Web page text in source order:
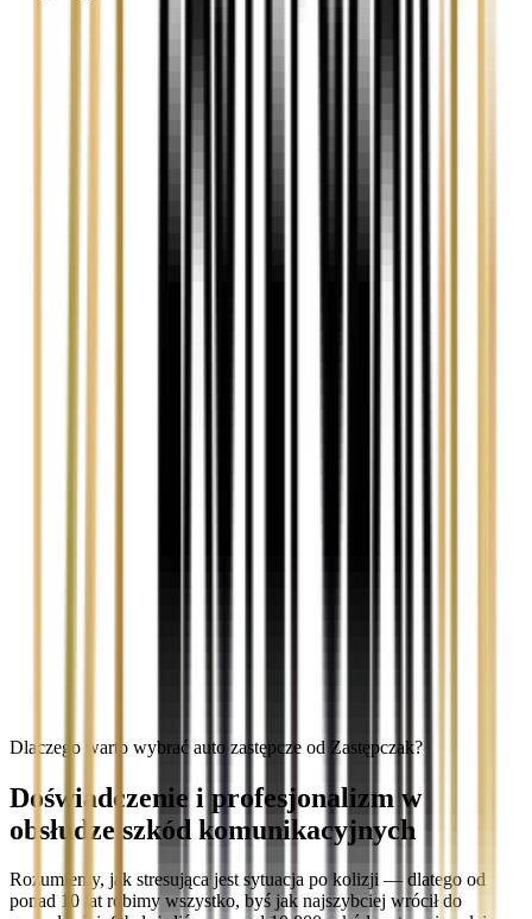
Dlaczego warto wybrać auto zastępcze od Zastępczak?
Doświadczenie i profesjonalizm w
obsłudze szkód komunikacyjnych
Rozumiemy, jak stresująca jest sytuacja po kolizji — dlatego od
ponad 10 lat robimy wszystko, byś jak najszybciej wrócił do